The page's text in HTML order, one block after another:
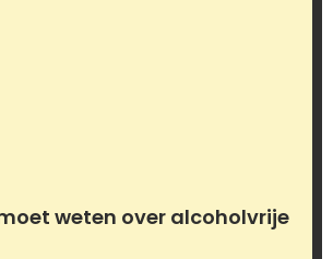
weten over alcoholvrije